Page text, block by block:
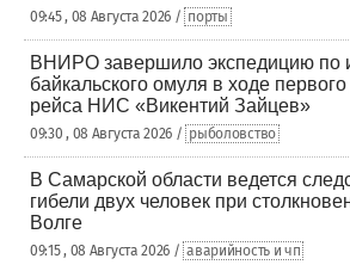
09:45 , 08 Августа 2026 / порты
ВНИРО завершило экспедицию по
байкальского омуля в ходе
рейса НИС «Викентий Зайцев»
09:30 , 08 Августа 2026 / рыболовство
В Самарской области ведется
гибели двух человек при
Волге
09:15 , 08 Августа 2026 / аварийность и чп